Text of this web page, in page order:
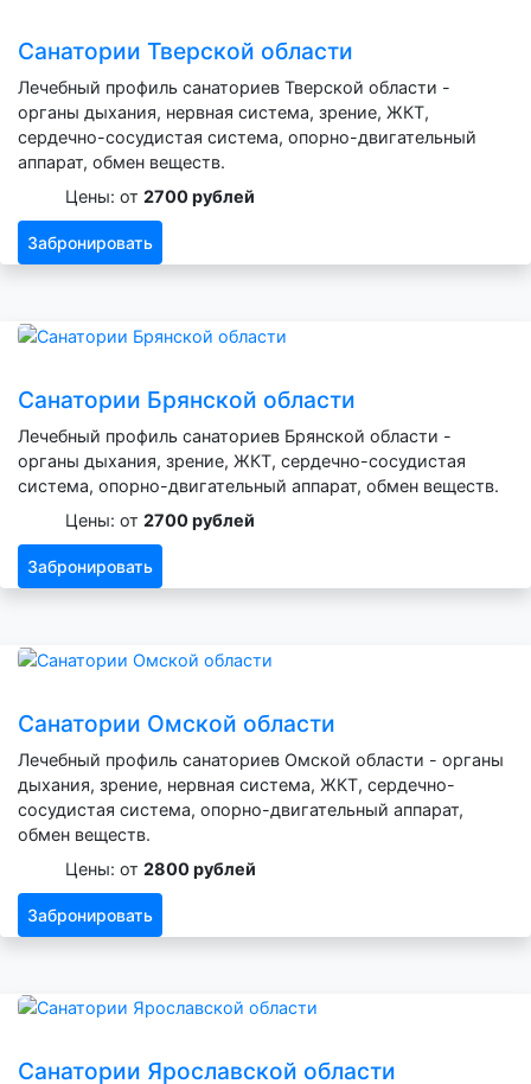
Санатории Тверской области
Лечебный профиль санаториев Тверской области -
органы дыхания, нервная система, зрение, ЖКТ,
сердечно-сосудистая система, опорно-двигательный
аппарат, обмен веществ.
Цены: от 2700 рублей
Забронировать
Санатории Брянской области
Лечебный профиль санаториев Брянской области -
органы дыхания, зрение, ЖКТ, сердечно-сосудистая
система, опорно-двигательный аппарат, обмен веществ.
Цены: от 2700 рублей
Забронировать
Санатории Омской области
Лечебный профиль санаториев Омской области - органы
дыхания, зрение, нервная система, ЖКТ, сердечно-
сосудистая система, опорно-двигательный аппарат,
обмен веществ.
Цены: от 2800 рублей
Забронировать
Санатории Ярославской области